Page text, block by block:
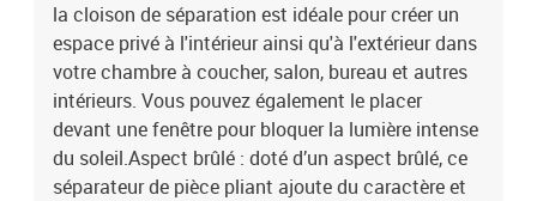
la cloison de séparation est idéale pour créer un
espace privé à l'intérieur ainsi qu'à l'extérieur dans
votre chambre à coucher, salon, bureau et autres
intérieurs. Vous pouvez également le placer
devant une fenêtre pour bloquer la lumière intense
du soleil.Aspect brûlé : doté d’un aspect brûlé, ce
séparateur de pièce pliant ajoute du caractère et